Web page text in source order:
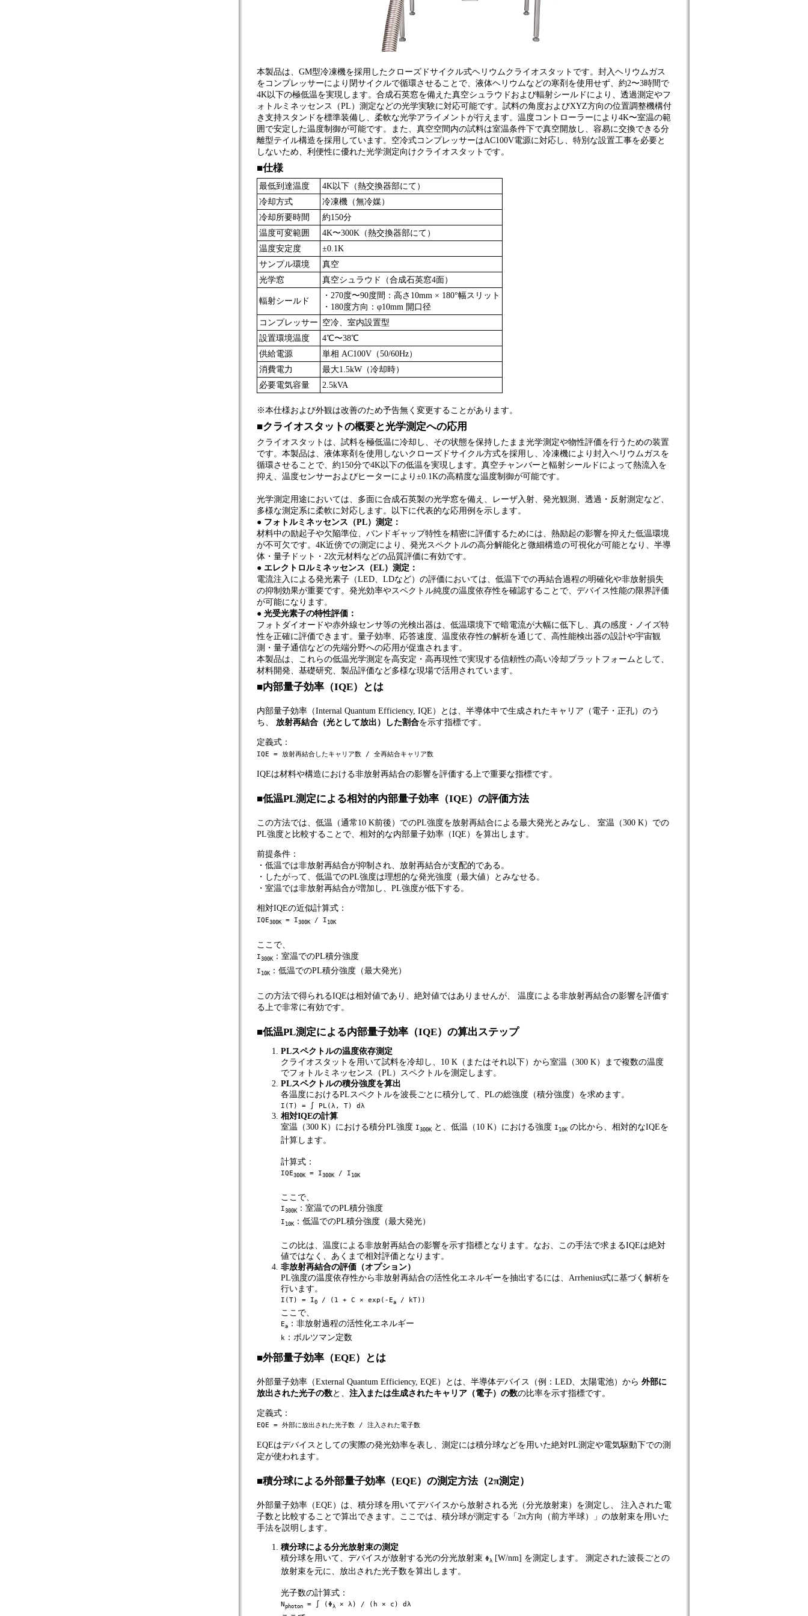
本製品は、GM型冷凍機を採用したクローズドサイクル式ヘリウムクライオスタットです。封入ヘリウムガス
をコンプレッサーにより閉サイクルで循環させることで、液体ヘリウムなどの寒剤を使用せず、約2〜3時間で
4K以下の極低温を実現します。合成石英窓を備えた真空シュラウドおよび輻射シールドにより、透過測定やフ
ォトルミネッセンス（PL）測定などの光学実験に対応可能です。試料の角度およびXYZ方向の位置調整機構付
き支持スタンドを標準装備し、柔軟な光学アライメントが行えます。温度コントローラーにより4K〜室温の範
囲で安定した温度制御が可能です。また、真空空間内の試料は室温条件下で真空開放し、容易に交換できる分
離型テイル構造を採用しています。空冷式コンプレッサーはAC100V電源に対応し、特別な設置工事を必要と
しないため、利便性に優れた光学測定向けクライオスタットです。
■仕様
最低到達温度
4K以下（熱交換器部にて）
冷却方式
冷凍機（無冷媒）
冷却所要時間
約150分
温度可変範囲
4K〜300K（熱交換器部にて）
温度安定度
±0.1K
サンプル環境
真空
光学窓
真空シュラウド（合成石英窓4面）
輻射シールド
・270度〜90度間：高さ10mm × 180°幅スリット
・180度方向：φ10mm 開口径
コンプレッサー 空冷、室内設置型
設置環境温度
4℃〜38℃
供給電源
単相 AC100V（50/60Hz）
消費電力
最大1.5kW（冷却時）
必要電気容量
2.5kVA
※本仕様および外観は改善のため予告無く変更することがあります。
■クライオスタットの概要と光学測定への応用
クライオスタットは、試料を極低温に冷却し、その状態を保持したまま光学測定や物性評価を行うための装置
です。本製品は、液体寒剤を使用しないクローズドサイクル方式を採用し、冷凍機により封入ヘリウムガスを
循環させることで、約150分で4K以下の低温を実現します。真空チャンバーと輻射シールドによって熱流入を
抑え、温度センサーおよびヒーターにより±0.1Kの高精度な温度制御が可能です。
光学測定用途においては、多面に合成石英製の光学窓を備え、レーザ入射、発光観測、透過・反射測定など、
多様な測定系に柔軟に対応します。以下に代表的な応用例を示します。
● フォトルミネッセンス（PL）測定：
材料中の励起子や欠陥準位、バンドギャップ特性を精密に評価するためには、熱励起の影響を抑えた低温環境
が不可欠です。4K近傍での測定により、発光スペクトルの高分解能化と微細構造の可視化が可能となり、半導
体・量子ドット・2次元材料などの品質評価に有効です。
● エレクトロルミネッセンス（EL）測定：
電流注入による発光素子（LED、LDなど）の評価においては、低温下での再結合過程の明確化や非放射損失
の抑制効果が重要です。発光効率やスペクトル純度の温度依存性を確認することで、デバイス性能の限界評価
が可能になります。
● 光受光素子の特性評価：
フォトダイオードや赤外線センサ等の光検出器は、低温環境下で暗電流が大幅に低下し、真の感度・ノイズ特
性を正確に評価できます。量子効率、応答速度、温度依存性の解析を通じて、高性能検出器の設計や宇宙観
測・量子通信などの先端分野への応用が促進されます。
本製品は、これらの低温光学測定を高安定・高再現性で実現する信頼性の高い冷却プラットフォームとして、
材料開発、基礎研究、製品評価など多様な現場で活用されています。
■内部量子効率（IQE）とは
内部量子効率（Internal Quantum Efficiency, IQE）とは、半導体中で生成されたキャリア（電子・正孔）のう
ち、 放射再結合（光として放出）した割合を示す指標です。
定義式：
IQE = 放射再結合したキャリア数 / 全再結合キャリア数
IQEは材料や構造における非放射再結合の影響を評価する上で重要な指標です。
■低温PL測定による相対的内部量子効率（IQE）の評価方法
この方法では、低温（通常10 K前後）でのPL強度を放射再結合による最大発光とみなし、 室温（300 K）での
PL強度と比較することで、相対的な内部量子効率（IQE）を算出します。
前提条件：
・低温では非放射再結合が抑制され、放射再結合が支配的である。
・したがって、低温でのPL強度は理想的な発光強度（最大値）とみなせる。
・室温では非放射再結合が増加し、PL強度が低下する。
相対IQEの近似計算式：
IQE300K = I300K / I10K
ここで、
I300K ：室温でのPL積分強度
I10K ：低温でのPL積分強度（最大発光）
この方法で得られるIQEは相対値であり、絶対値ではありませんが、 温度による非放射再結合の影響を評価す
る上で非常に有効です。
■低温PL測定による内部量子効率（IQE）の算出ステップ
PLスペクトルの温度依存測定
クライオスタットを用いて試料を冷却し、10 K（またはそれ以下）から室温（300 K）まで複数の温度
でフォトルミネッセンス（PL）スペクトルを測定します。
PLスペクトルの積分強度を算出
各温度におけるPLスペクトルを波長ごとに積分して、PLの総強度（積分強度）を求めます。
I(T) = ∫ PL(λ, T) dλ
相対IQEの計算
室温（300 K）における積分PL強度 I300K と、低温（10 K）における強度 I10K の比から、相対的なIQEを
計算します。
計算式：
IQE300K = I300K / I10K
ここで、
I300K ：室温でのPL積分強度
I10K ：低温でのPL積分強度（最大発光）
この比は、温度による非放射再結合の影響を示す指標となります。なお、この手法で求まるIQEは絶対
値ではなく、あくまで相対評価となります。
非放射再結合の評価（オプション）
PL強度の温度依存性から非放射再結合の活性化エネルギーを抽出するには、Arrhenius式に基づく解析を
行います。
I(T) = I0 / (1 + C × exp(-Ea / kT))
ここで、
Ea ：非放射過程の活性化エネルギー
k ：ボルツマン定数
■外部量子効率（EQE）とは
外部量子効率（External Quantum Efficiency, EQE）とは、半導体デバイス（例：LED、太陽電池）から 外部に
放出された光子の数と、 注入または生成されたキャリア（電子）の数の比率を示す指標です。
定義式：
EQE = 外部に放出された光子数 / 注入された電子数
EQEはデバイスとしての実際の発光効率を表し、測定には積分球などを用いた絶対PL測定や電気駆動下での測
定が使われます。
■積分球による外部量子効率（EQE）の測定方法（2π測定）
外部量子効率（EQE）は、積分球を用いてデバイスから放射される光（分光放射束）を測定し、 注入された電
子数と比較することで算出できます。ここでは、積分球が測定する「2π方向（前方半球）」の放射束を用いた
手法を説明します。
積分球による分光放射束の測定
積分球を用いて、デバイスが放射する光の分光放射束 Φλ [W/nm] を測定します。 測定された波長ごとの
放射束を元に、放出された光子数を算出します。
光子数の計算式：
Nphoton = ∫ (Φλ × λ) / (h × c) dλ